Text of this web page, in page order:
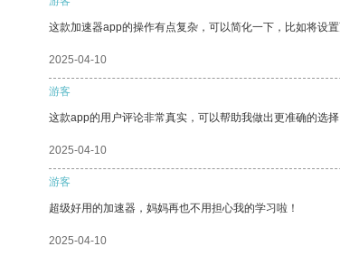
这款加速器app的操作有点复杂，可以简化一下，比如将设置
2025-04-10
游客
这款app的用户评论非常真实，可以帮助我做出更准确的选择
2025-04-10
游客
超级好用的加速器，妈妈再也不用担心我的学习啦！
2025-04-10